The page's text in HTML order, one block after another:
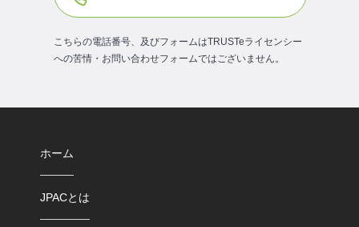
こちらの電話番号、及びフォームはTRUSTeライセンシー
への苦情・お問い合わせフォームではございません。
ホーム
JPACとは